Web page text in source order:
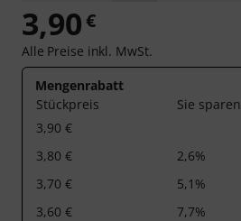
3,90€
Alle Preise inkl. MwSt.
Mengenrabatt
Stückpreis
Sie sparen
3,90 €
3,80 €
2,6%
3,70 €
5,1%
3,60 €
7,7%